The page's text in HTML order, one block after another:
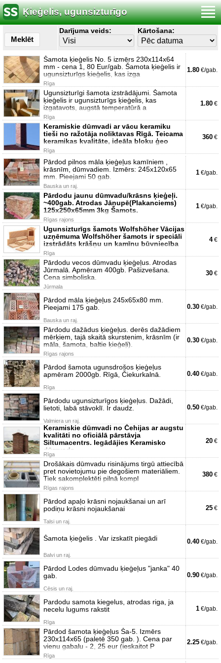
Ķieģelis, ugunsizturīgo
Meklēt
Darījuma veids: Kārtošana:
Šamota ķieģelis No. 5 izmērs 230x114x64
mm - cena 1, 80 Eur/gab. Šamota ķieģelis ir
ugunsizturīgs ķieģelis, kas izga
Rīga
1.80 €/gab.
Ugunsizturīgi šamota izstrādājumi. Šamota
ķieģelis ir ugunsizturīgs ķieģelis, kas
izgatavots, augstā temperatūrā a
Rīga
1.80 €
Keramiskie dūmvadi ar vācu keramiku
tieši no ražotāja noliktavas Rīgā. Teicama
keramikas kvalitāte, ideāla bloku ģeo
Rīga
360 €
Pārdod pilnos māla ķieģeļus kamīniem ,
krāsnīm, dūmvadiem. Izmērs: 245x120x65
mm. Pieejami 50 gab.
Bauska un raj.
1 €/gab.
Pārdodu jaunu dūmvadu/krāsns ķieģeļi.
~400gab. Atrodas Jāņupē(Plakanciems)
125x250x65mm 3kg Šamots.
Rīgas rajons
1 €/gab.
Ugunsizturīgs šamots Wolfshöher Vācijas
uzņēmuma Wolfshöher šamots ir speciāli
izstrādāts krāšņu un kamīnu būvniecība
Rīga
4€
Pārdodu vecos dūmvadu ķieģeļus. Atrodas
Jūrmalā. Apmēram 400gb. Pašizvešana.
Cena simboliska.
Jūrmala
30 €
Pārdod māla ķieģeļus 245x65x80 mm.
Pieejami 175 gab.
Bauska un raj.
0.30 €/gab.
Pārdodu dažādus ķieģeļus. derēs dažādiem
mērķiem, tajā skaitā skurstenim, krāsnīm (ir
māla, šamota, baltie ķieģeļi).
Rīgas rajons
0.30 €/gab.
Pārdod šamota ugunsdrošos ķieģeļus
apmēram 2000gb. Rīgā, Čiekurkalnā.
Rīga
0.40 €/gab.
Pārdodu ugunsizturīgos ķieģeļus. Dažādi,
lietoti, labā stāvoklī. Ir daudz.
Valmiera un raj.
0.50 €/gab.
Keramiskie dūmvadi no Čehijas ar augstu
kvalitāti no oficiālā pārstāvja
Siltumacentrs. Iegādājies Keramisko
dūmvada
Rīga
20 €
Drošākais dūmvadu risinājums tirgū attiecībā
pret novietojumu pie degošiem materiāliem.
Tiek sakomplektēti pilnā kompl
Rīgas rajons
380 €
Pārdod apaļo krāsni nojaukšanai un arī
podiņu krāsni nojaukšanai
Talsi un raj.
25 €
Šamota ķieģelis . Var izskatīt piegādi
Balvi un raj.
0.40 €/gab.
Pārdod Lodes dūmvadu ķieģeļus "janka" 40
gab.
Cēsis un raj.
0.90 €/gab.
Pardodu samota kiegelus, atrodas riga, ja
necelu lugums rakstit
Rīga
1 €/gab.
Pārdod šamota ķieģeļus Ša-5. Izmērs
230x114x65 (paletē 350 gab. ). Cena par
vienu gabalu - 2, 25 eur (ieskaitot P
Rīga
2.25 €/gab.